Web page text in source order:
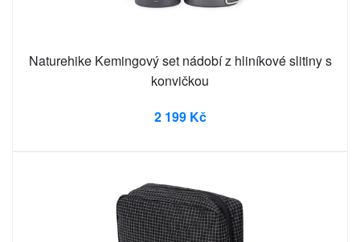
Naturehike Kemingový set nádobí z hliníkové slitiny s
konvičkou
2 199 Kč